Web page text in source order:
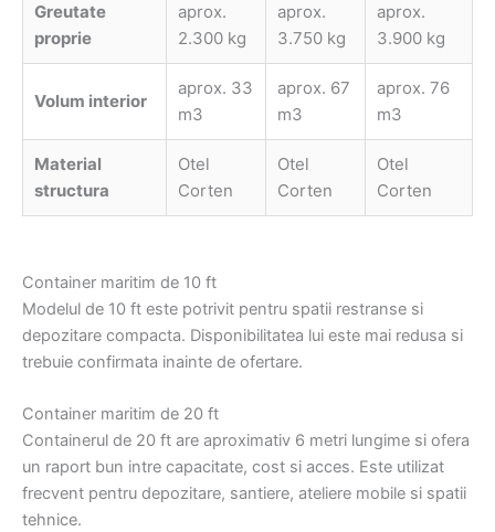
Greutate
proprie
aprox.
2.300 kg
aprox.
3.750 kg
aprox.
3.900 kg
Volum interior
aprox. 33
m3
aprox. 67
m3
aprox. 76
m3
Material
structura
Otel
Corten
Otel
Corten
Otel
Corten
Container maritim de 10 ft
Modelul de 10 ft este potrivit pentru spatii restranse si
depozitare compacta. Disponibilitatea lui este mai redusa si
trebuie confirmata inainte de ofertare.
Container maritim de 20 ft
Containerul de 20 ft are aproximativ 6 metri lungime si ofera
un raport bun intre capacitate, cost si acces. Este utilizat
frecvent pentru depozitare, santiere, ateliere mobile si spatii
tehnice.